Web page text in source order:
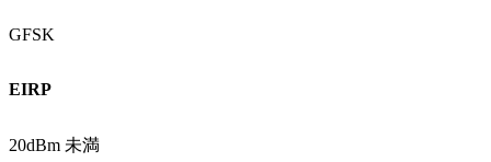
GFSK
EIRP
20dBm 未満